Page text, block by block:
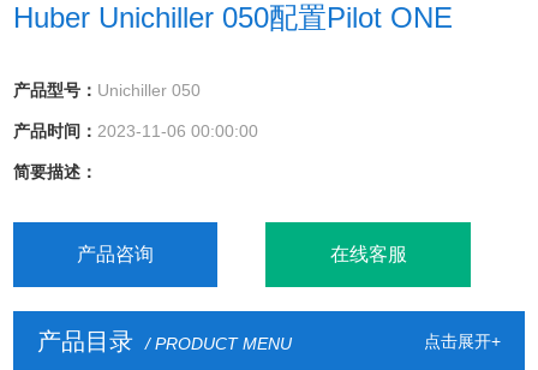
Huber Unichiller 050配置Pilot ONE
产品型号： Unichiller 050
产品时间： 2023-11-06 00:00:00
简要描述：
产品咨询 在线客服
产品目录 / PRODUCT MENU 点击展开+